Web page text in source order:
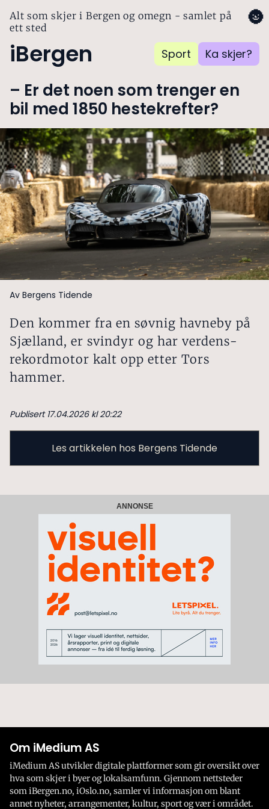
Alt som skjer i Bergen og omegn - samlet på
ett sted
iBergen Sport Ka skjer?
🌚
– Er det noen som trenger en
bil med 1850 hestekrefter?
Av Bergens Tidende
Den kommer fra en søvnig havneby på
Sjælland, er svindyr og har verdens­
rekord­motor kalt opp etter Tors
hammer.
Publisert 17.04.2026 kl 20:22
Les artikkelen hos Bergens Tidende
ANNONSE
Om iMedium AS
iMedium AS utvikler digitale plattformer som gir oversikt over
hva som skjer i byer og lokalsamfunn. Gjennom nettsteder
som iBergen.no, iOslo.no, samler vi informasjon om blant
annet nyheter, arrangementer, kultur, sport og vær i området.